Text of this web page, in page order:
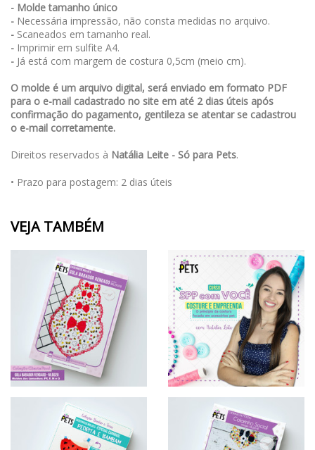
- Molde tamanho único
- Necessária impressão, não consta medidas no arquivo.
- Scaneados em tamanho real.
- Imprimir em sulfite A4.
- Já está com margem de costura 0,5cm (meio cm).
O molde é um arquivo digital, será enviado em formato PDF
para o e-mail cadastrado no site em até 2 dias úteis após
confirmação do pagamento, gentileza se atentar se cadastrou
o e-mail corretamente.
Direitos reservados à Natália Leite - Só para Pets.
• Prazo para postagem: 2 dias úteis
VEJA TAMBÉM